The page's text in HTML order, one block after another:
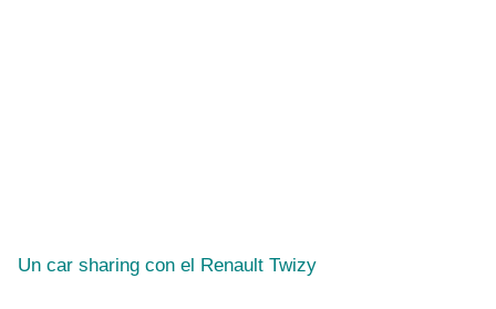
Un car sharing con el Renault Twizy